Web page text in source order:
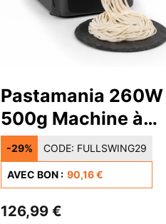
Pastamania 260W
500g Machine à
Pâtes Noir
-29% CODE: FULLSWING29
AVEC BON : 90,16 €
126,99 €